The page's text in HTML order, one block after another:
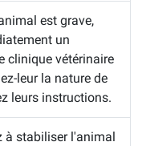
est grave,
un
clinique vétérinaire
leur la nature de
leurs instructions.
à stabiliser l'animal